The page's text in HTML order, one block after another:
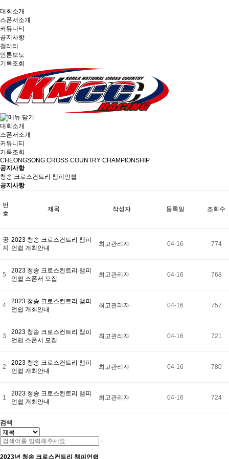
대회소개
스폰서소개
커뮤니티
공지사항
갤러리
언론보도
기록조회
대회소개
스폰서소개
커뮤니티
기록조회
CHEONGSONG CROSS COUNTRY CHAMPIONSHIP
공지사항
청송 크로스컨트리 챔피언쉽
공지사항
번
호
제목 작성자 등록일 조회수
공
지
2023 청송 크로스컨트리 챔피
언쉽 개최안내
최고관리자 04-16 774
5
2023 청송 크로스컨트리 챔피
언쉽 스폰서 모집
최고관리자 04-16 768
4
2023 청송 크로스컨트리 챔피
언쉽 개최안내
최고관리자 04-16 757
3
2023 청송 크로스컨트리 챔피
언쉽 스폰서 모집
최고관리자 04-16 721
2
2023 청송 크로스컨트리 챔피
언쉽 개최안내
최고관리자 04-16 780
1
2023 청송 크로스컨트리 챔피
언쉽 개최안내
최고관리자 04-16 724
검색
2023년 청송 크로스컨트리 챔피언쉽